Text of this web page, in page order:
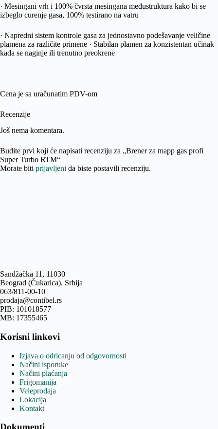
· Mesingani vrh i 100% čvrsta mesingana međustruktura kako bi se
izbeglo curenje gasa, 100% testirano na vatru
· Napredni sistem kontrole gasa za jednostavno podešavanje veličine
plamena za različite primene · Stabilan plamen za konzistentan učinak
kada se naginje ili trenutno preokrene
Cena je sa uračunatim PDV-om
Recenzije
Još nema komentara.
Budite prvi koji će napisati recenziju za „Brener za mapp gas profi
Super Turbo RTM“
Morate biti prijavljeni da biste postavili recenziju.
Sandžačka 11, 11030
Beograd (Čukarica), Srbija
063/811-00-10
prodaja@contibel.rs
PIB: 101018577
MB: 17355465
Korisni linkovi
Izjava o odricanju od odgovornosti
Načini isporuke
Načini plaćanja
Frigomanija
Veleprodaja
Lokacija
Kontakt
Dokumenti